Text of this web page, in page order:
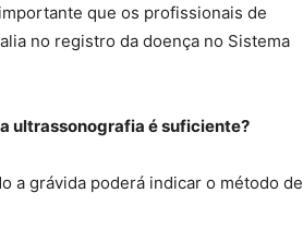
que os profissionais de
no registro da doença no Sistema
ultrassonografia é suficiente?
a grávida poderá indicar o método de